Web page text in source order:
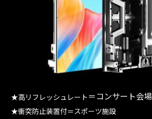
★高リフレッシュレート ＝コンサート会場
★衝突防止装置付＝スポーツ施設